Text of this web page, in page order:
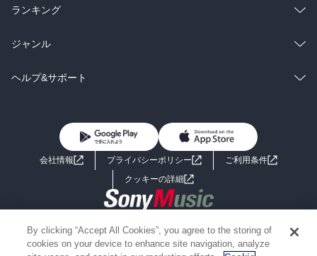
雑誌・グラビア
BL・TL
ラノベ
雑誌・グラビア
BL・TL
総合
ラノベ
雑誌・グラビア
ランキング
総合
ラノベ
ジャンル
コミック
ライトノベル 男子向けラノベ
小説
海外小説
ミステリー SF
ヘルプ&サポート
よくあるご質問 お問い合わせ
会社情報 プライバシーポリシー
ご利用条件
クッキーの詳細
Copyright 2017 - 2026 Sony Music Entertainment(Japan) Inc.
Information on the site is for the Japan domestic market only
By clicking “Accept All Cookies”, you agree to the storing of
cookies on your device to enhance site navigation, analyze